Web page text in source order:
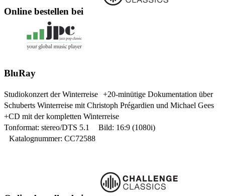
Online bestellen bei
BluRay
Studiokonzert der Winterreise +20-minütige Dokumentation über
Schuberts Winterreise mit Christoph Prégardien und Michael Gees
+CD mit der kompletten Winterreise
Tonformat: stereo/DTS 5.1 Bild: 16:9 (1080i)
Katalognummer: CC72588